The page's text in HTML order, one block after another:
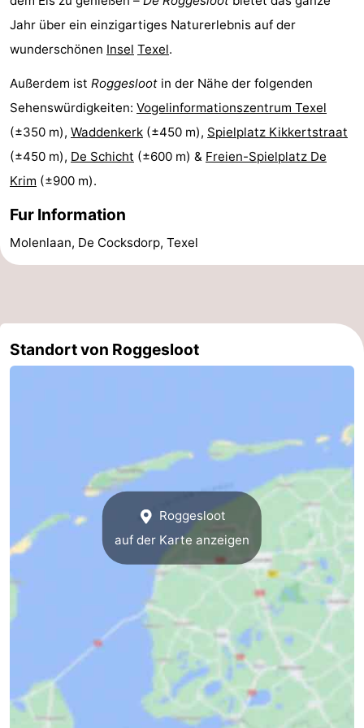
&
-
Kirchen
-
Mühlen
Aussichtspunkte
Attraktionen
-
Spielplätze
-
Schwimmbader
Radfahren
-
Surfen
Wattwandern
Jahr über ein einzigartiges Naturerlebnis auf der
wunderschönen Insel Texel.
Außerdem ist Roggesloot in der Nähe der folgenden
Sehenswürdigkeiten: Vogelinformationszentrum Texel
(±350 m), Waddenkerk (±450 m), Spielplatz Kikkertstraat
(±450 m), De Schicht (±600 m) & Freien-Spielplatz De
Krim (±900 m).
Fur Information
Molenlaan, De Cocksdorp, Texel
Standort von Roggesloot
Roggesloot
auf der Karte anzeigen